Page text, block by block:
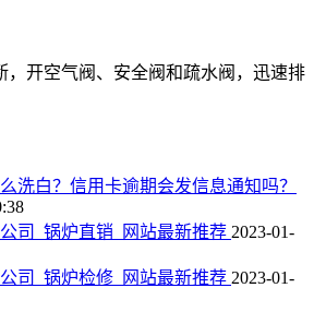
，开空气阀、安全阀和疏水阀，迅速排
洗白？信用卡逾期会发信息通知吗？
司_锅炉直销_网站最新推荐 2023-01-
司_锅炉检修_网站最新推荐 2023-01-